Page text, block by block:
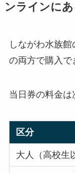
ンラインにあ
しながわ水族
の両方で購入で
当日券の料金は
区分
大人（高校生